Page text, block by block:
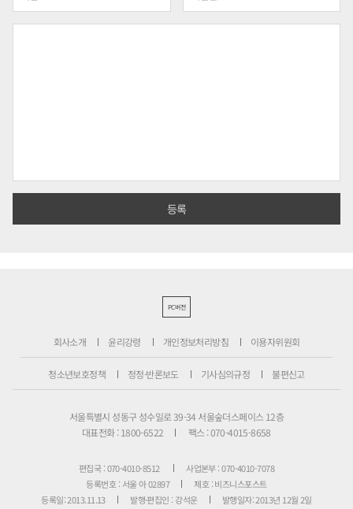
PC버전
회사소개 윤리강령 개인정보처리방침 이용자위원회
청소년보호정책 정정·반론보도 기사심의규정 불편신고
서울특별시 성동구 성수일로 39-34 서울숲더스페이스 12층
대표전화 : 1800-6522
팩스 : 070-4015-8658
편집국 : 070-4010-8512
사업본부 : 070-4010-7078
등록번호 : 서울 아 02897
제호 : 비즈니스포스트
등록일: 2013.11.13
발행·편집인 : 강석운
발행일자: 2013년 12월 2일